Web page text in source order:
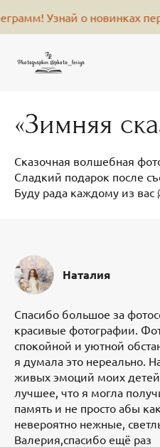
о новинках первым!
«Зимняя
Сказочная волшебная
Сладкий подарок после
Буду рада каждому из вас
Наталия
Спасибо большое за
красивые фотографии.
спокойной и уютной
я думала это нереально.
живых эмоций моих
лучшее, что я могла
память и не просто абы
невероятно нежные,
Валерия,спасибо ещё раз